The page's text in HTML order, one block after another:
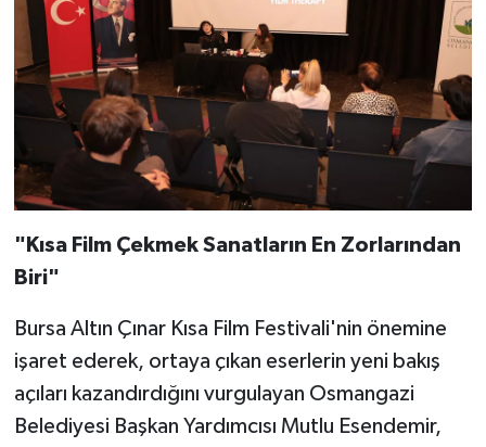
"Kısa Film Çekmek Sanatların En Zorlarından
Biri"
Bursa Altın Çınar Kısa Film Festivali'nin önemine
işaret ederek, ortaya çıkan eserlerin yeni bakış
açıları kazandırdığını vurgulayan Osmangazi
Belediyesi Başkan Yardımcısı Mutlu Esendemir,